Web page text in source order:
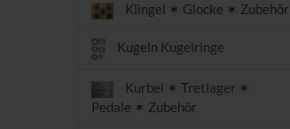
Klingel ✶ Glocke ✶ Zubehör
Kugeln Kugelringe
Kurbel ✶ Tretlager ✶
Pedale ✶ Zubehör